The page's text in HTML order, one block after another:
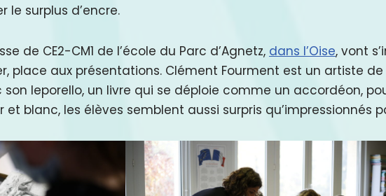
le surplus d’encre.
de CE2-CM1 de l’école du Parc d’Agnetz, dans l’Oise, vont
place aux présentations. Clément Fourment est un artiste
son leporello, un livre qui se déploie comme un accordéon,
et blanc, les élèves semblent aussi surpris qu’impressionnés